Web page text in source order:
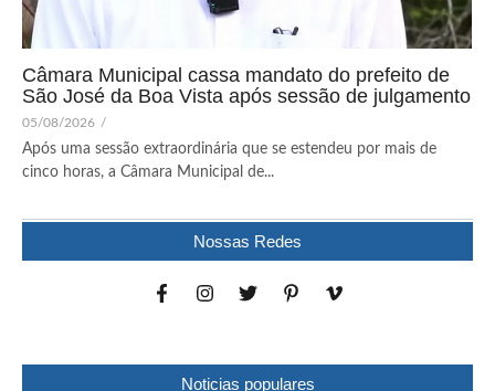
Câmara Municipal cassa mandato do prefeito de
São José da Boa Vista após sessão de julgamento
05/08/2026 /
Após uma sessão extraordinária que se estendeu por mais de
cinco horas, a Câmara Municipal de...
Nossas Redes
Noticias populares